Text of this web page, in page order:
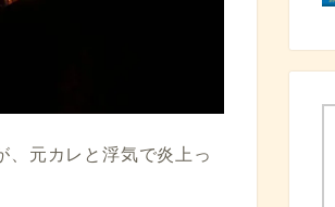
、元カレと浮気で炎上っ